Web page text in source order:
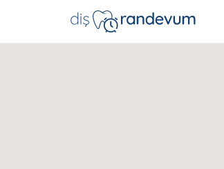
dishekimleri.net - Diş